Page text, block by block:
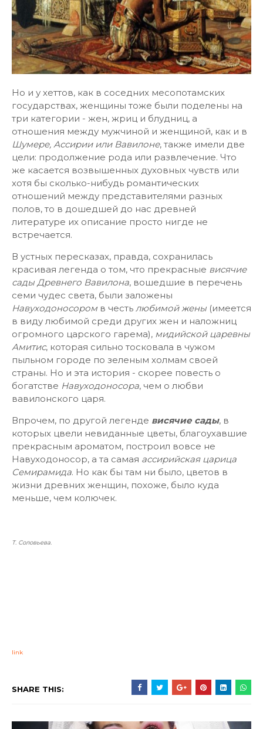
Но и у хеттов, как в соседних месопотамских
государствах, женщины тоже были поделены на
три категории - жен, жриц и блудниц, а
отношения между мужчиной и женщиной, как и в
Шумере, Ассирии или Вавилоне, также имели две
цели: продолжение рода или развлечение. Что
же касается возвышенных духовных чувств или
хотя бы сколько-нибудь романтических
отношений между представителями разных
полов, то в дошедшей до нас древней
литературе их описание просто нигде не
встречается.
В устных пересказах, правда, сохранилась
красивая легенда о том, что прекрасные висячие
сады Древнего Вавилона, вошедшие в перечень
семи чудес света, были заложены
Навуходоносоромв честь любимой жены (имеется
в виду любимой среди других жен и наложниц
огромного царского гарема), мидийской царевны
Амитис, которая сильно тосковала в чужом
пыльном городе по зеленым холмам своей
страны. Но и эта история - скорее повесть о
богатстве Навуходоносора, чем о любви
вавилонского царя.
Впрочем, по другой легенде висячие сады, в
которых цвели невиданные цветы, благоухавшие
прекрасным ароматом, построил вовсе не
Навуходоносор, а та самая ассирийская царица
Семирамида. Но как бы там ни было, цветов в
жизни древних женщин, похоже, было куда
меньше, чем колючек.
Т. Соловьева.
link
SHARE THIS: